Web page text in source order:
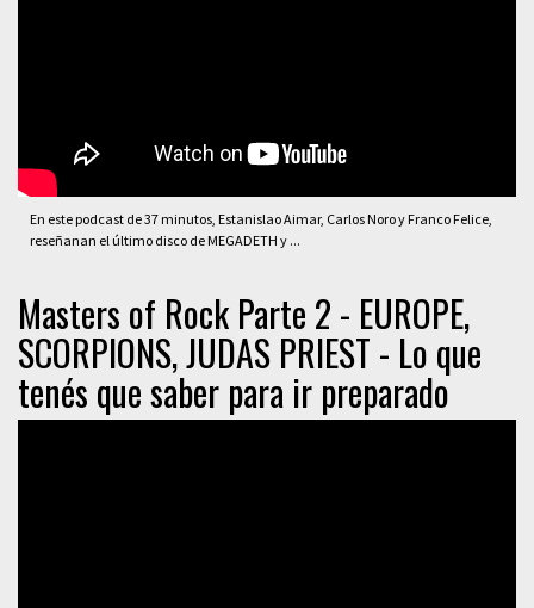
En este podcast de 37 minutos, Estanislao Aimar, Carlos Noro y Franco Felice,
reseñanan el último disco de MEGADETH y ...
Masters of Rock Parte 2 - EUROPE,
SCORPIONS, JUDAS PRIEST - Lo que
tenés que saber para ir preparado